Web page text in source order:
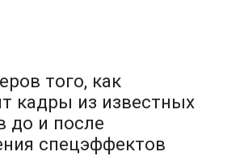
того, как
кадры из известных
до и после
спецэффектов